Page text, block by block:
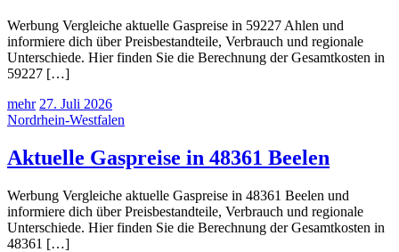
Werbung Vergleiche aktuelle Gaspreise in 59227 Ahlen und
informiere dich über Preisbestandteile, Verbrauch und regionale
Unterschiede. Hier finden Sie die Berechnung der Gesamtkosten in
59227 […]
mehr 27. Juli 2026
Nordrhein-Westfalen
Aktuelle Gaspreise in 48361 Beelen
Werbung Vergleiche aktuelle Gaspreise in 48361 Beelen und
informiere dich über Preisbestandteile, Verbrauch und regionale
Unterschiede. Hier finden Sie die Berechnung der Gesamtkosten in
48361 […]